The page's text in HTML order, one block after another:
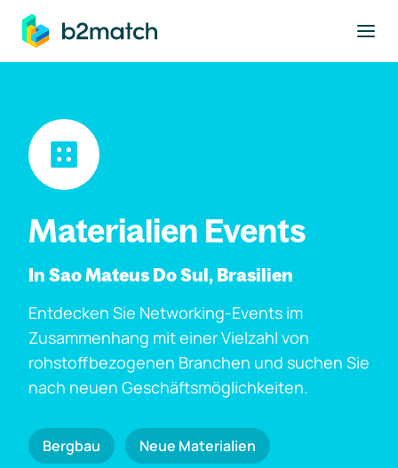
springen
Materialien Events
In Sao Mateus Do Sul, Brasilien
Entdecken Sie Networking-Events im
Zusammenhang mit einer Vielzahl von
rohstoffbezogenen Branchen und suchen Sie
nach neuen Geschäftsmöglichkeiten.
Bergbau Neue Materialien